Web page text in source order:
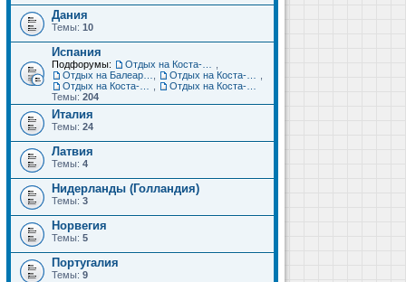
Дания
Темы: 10
Испания
Подфорумы:
Темы: 204
Италия
Темы: 24
Латвия
Темы: 4
Нидерланды (Голландия)
Темы: 3
Норвегия
Темы: 5
Португалия
Темы: 9